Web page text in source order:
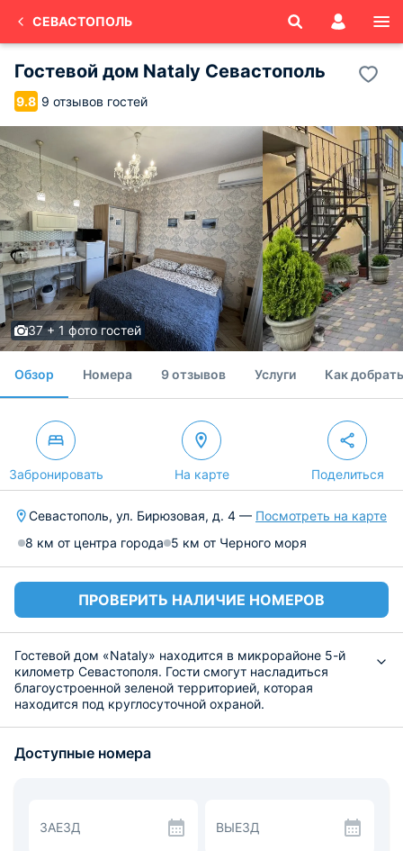
СЕВАСТОПОЛЬ
Гостевой дом Nataly Севастополь
9.8 9 отзывов гостей
37 + 1 фото гостей
Обзор Номера 9 отзывов Услуги Как
Забронировать На карте Поделиться
Севастополь, ул. Бирюзовая, д. 4 — Посмотреть на карте
8 км от центра города 5 км от Черного моря
ПРОВЕРИТЬ НАЛИЧИЕ НОМЕРОВ
Гостевой дом «Nataly» находится в микрорайоне 5-й
километр Севастополя. Гости смогут насладиться
благоустроенной зеленой территорией, которая
находится под круглосуточной охраной.
приборами. Предусмотрена собственная ванная
Рядом остановки общественного транспорта, рынки,
торговый центр «Симол», больничный комплекс.
Доступные номера
ЗАЕЗД ВЫЕЗД